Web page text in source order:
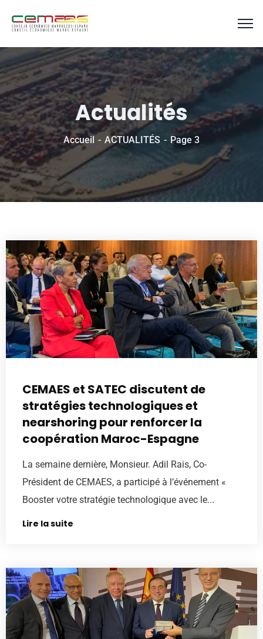
Actualités
Accueil ACTUALITÉS Page 3
CEMAES et SATEC discutent de
stratégies technologiques et
nearshoring pour renforcer la
coopération Maroc-Espagne
La semaine dernière, Monsieur. Adil Rais, Co-
Président de CEMAES, a participé à l’événement «
Booster votre stratégie technologique avec le...
Lire la suite